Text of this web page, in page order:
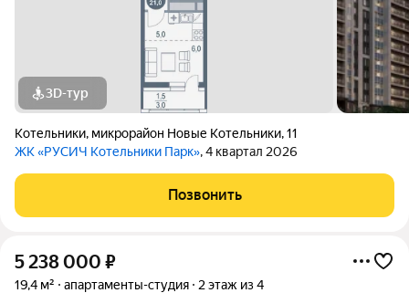
3D-тур
Котельники, микрорайон Новые Котельники,11
ЖК «РУСИЧ Котельники Парк», 4 квартал 2026
Позвонить
5 238 000 ₽
19,4 м² апартаменты-студия 2 этаж из 4